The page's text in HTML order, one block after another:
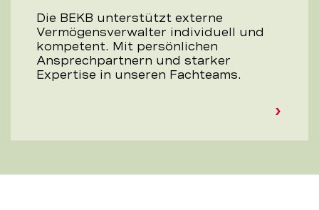
Die BEKB unterstützt externe
Vermögensverwalter individuell und
kompetent. Mit persönlichen
Ansprechpartnern und starker
Expertise in unseren Fachteams.